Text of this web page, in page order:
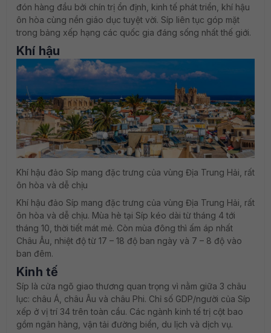
đón hàng đầu bởi chín trị ổn định, kinh tế phát triển, khí hậu
ôn hòa cùng nền giáo dục tuyệt vời. Síp liên tục góp mặt
trong bảng xếp hạng các quốc gia đáng sống nhất thế giới.
Khí hậu
Khí hậu đảo Síp mang đặc trưng của vùng Địa Trung Hải, rất
ôn hòa và dễ chịu
Khí hậu đảo Síp mang đặc trưng của vùng Địa Trung Hải, rất
ôn hòa và dễ chịu. Mùa hè tại Síp kéo dài từ tháng 4 tới
tháng 10, thời tiết mát mẻ. Còn mùa đông thì ấm áp nhất
Châu Âu, nhiệt độ từ 17 – 18 độ ban ngày và 7 – 8 độ vào
ban đêm.
Kinh tế
Síp là cửa ngõ giao thương quan trọng vì nằm giữa 3 châu
lục: châu Á, châu Âu và châu Phi. Chỉ số GDP/người của Síp
xếp ở vị trí 34 trên toàn cầu. Các ngành kinh tế trị cột bao
gồm ngân hàng, vận tải đường biển, du lịch và dịch vụ.